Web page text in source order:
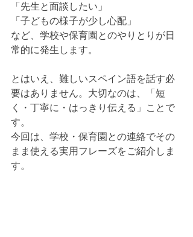
「先生と面談したい」
「子どもの様子が少し心配」
など、学校や保育園とのやりとりが日
常的に発生します。
とはいえ、難しいスペイン語を話す必
要はありません。大切なのは、「短
く・丁寧に・はっきり伝える」ことで
す。
今回は、学校・保育園との連絡でその
まま使える実用フレーズをご紹介しま
す。